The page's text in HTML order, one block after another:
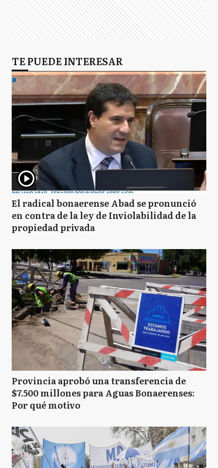
TE PUEDE INTERESAR
El radical bonaerense Abad se pronunció
en contra de la ley de Inviolabilidad de la
propiedad privada
Provincia aprobó una transferencia de
$7.500 millones para Aguas Bonaerenses:
Por qué motivo